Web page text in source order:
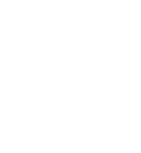
Po zmianie kraju